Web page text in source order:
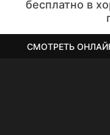
бесплатно в
СМОТРЕТЬ